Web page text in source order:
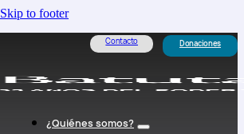
Skip to footer
Contacto Donaciones
¿Quiénes somos?